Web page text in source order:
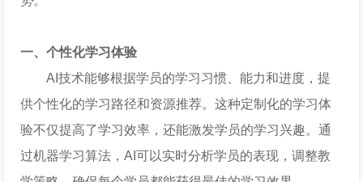
一、个性化学习体验
AI技术能够根据学员的学习习惯、能力和进度，提
供个性化的学习路径和资源推荐。这种定制化的学习体
验不仅提高了学习效率，还能激发学员的学习兴趣。通
过机器学习算法，AI可以实时分析学员的表现，调整教